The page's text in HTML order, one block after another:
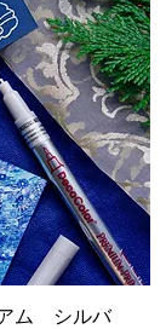
覽ム シルバ